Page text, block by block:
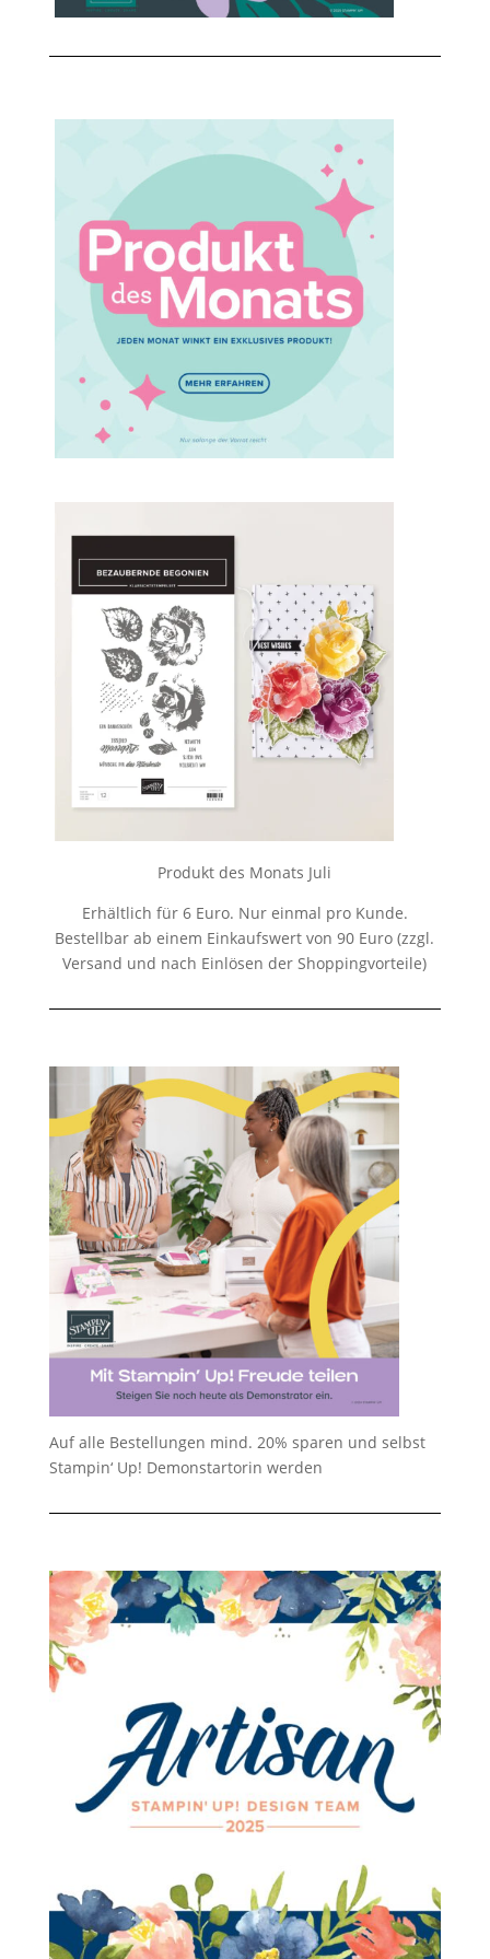
Produkt des Monats Juli
Erhältlich für 6 Euro. Nur einmal pro Kunde.
Bestellbar ab einem Einkaufswert von 90 Euro (zzgl.
Versand und nach Einlösen der Shoppingvorteile)
Auf alle Bestellungen mind. 20% sparen und selbst
Stampin‘ Up! Demonstartorin werden